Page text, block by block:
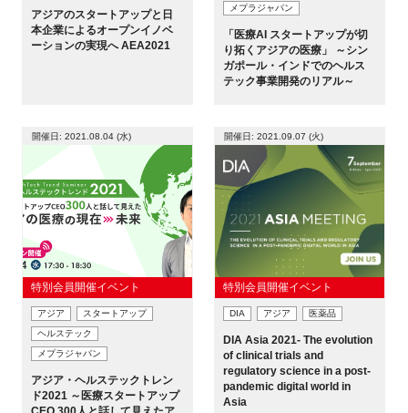
アジアのスタートアップと日
本企業によるオープンイノベ
ーションの実現へ AEA2021
メプラジャパン
「医療AI スタートアップが切
り拓くアジアの医療」 ～シン
ガポール・インドでのヘルス
テック事業開発のリアル～
開催日: 2021.08.04 (水)
特別会員開催イベント
アジア
スタートアップ
ヘルステック
メプラジャパン
アジア・ヘルステックトレン
ド2021 ～医療スタートアップ
開催日: 2021.09.07 (火)
特別会員開催イベント
DIA アジア 医薬品
DIA Asia 2021- The evolution
of clinical trials and
regulatory science in a post-
pandemic digital world in
Asia